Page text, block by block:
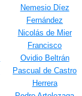
Nemesio Díez
Fernández
Nicolás de Mier
Francisco
Ovidio Beltrán
Pascual de Castro
Herrera